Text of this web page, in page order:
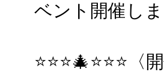
ベント開催しま
⭐️⭐️⭐️🎄⭐️⭐️⭐️